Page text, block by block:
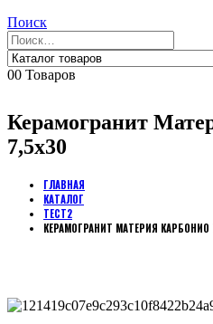
Поиск
00 Товаров
Керамогранит
7,5х30
ГЛАВНАЯ
КАТАЛОГ
ТЕСТ2
КЕРАМОГРАНИТ МАТЕРИЯ КАРБОНИО